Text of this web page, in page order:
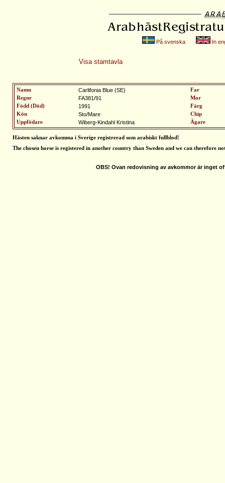
På svenska In
Visa stamtavla
Namn Carlifonia Blue (SE)
Far
Regnr
FA381/91
Mor
Född (Död)
1991
Färg
Kön
Sto/Mare
Chip
Uppfödare
Wiberg-Kindahl Kristina Ägare
Hästen saknar avkomma i Sverige registrerad som arabiskt fullblod !
The chosen horse is registered in another country than Sweden and we can therefore
OBS! Ovan redovisning av avkommor är inget